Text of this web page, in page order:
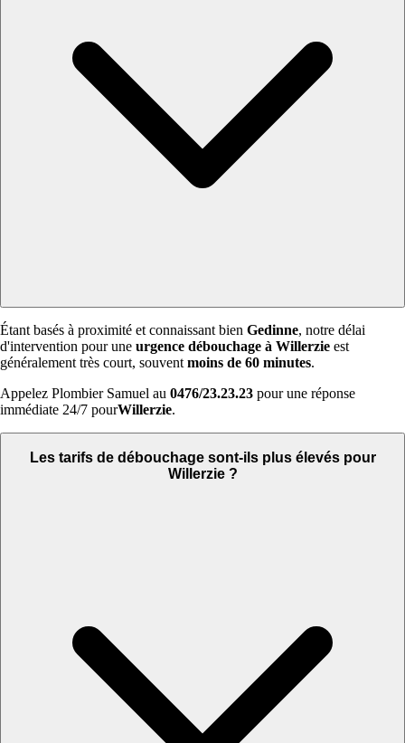
Étant basés à proximité et connaissant bien Gedinne, notre délai
d'intervention pour une urgence débouchage à Willerzie est
généralement très court, souvent moins de 60 minutes.
Appelez Plombier Samuel au 0476/23.23.23 pour une réponse
immédiate 24/7 pourWillerzie.
Les tarifs de débouchage sont-ils plus élevés pour
Willerzie ?